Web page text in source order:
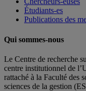
Étudiants-es
Publications des
Qui sommes-nous
Le Centre de recherche
centre institutionnel de
rattaché à la Faculté des
sciences de la gestion